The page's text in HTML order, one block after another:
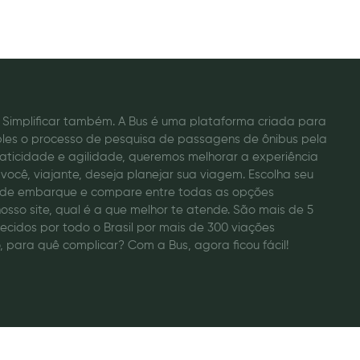
Simplificar também. A Bus é uma plataforma criada para
o processo de pesquisa de passagens de ônibus pela
e agilidade, queremos melhorar a experiência
viajante, deseja planejar sua viagem. Escolha seu
embarque e compare entre todas as opções
site, qual é a que melhor te atende. São mais de 5
por todo o Brasil por mais de 300 viações
para quê complicar? Com a Bus, agora ficou fácil!